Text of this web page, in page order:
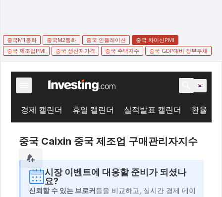
중국M1통화 중국M2통화 중국 인플레이션
중국 차이신PMI
중국 제조업PMI
중국 생산자가격 중국 주택지수 중국 GDP대비 정부부채